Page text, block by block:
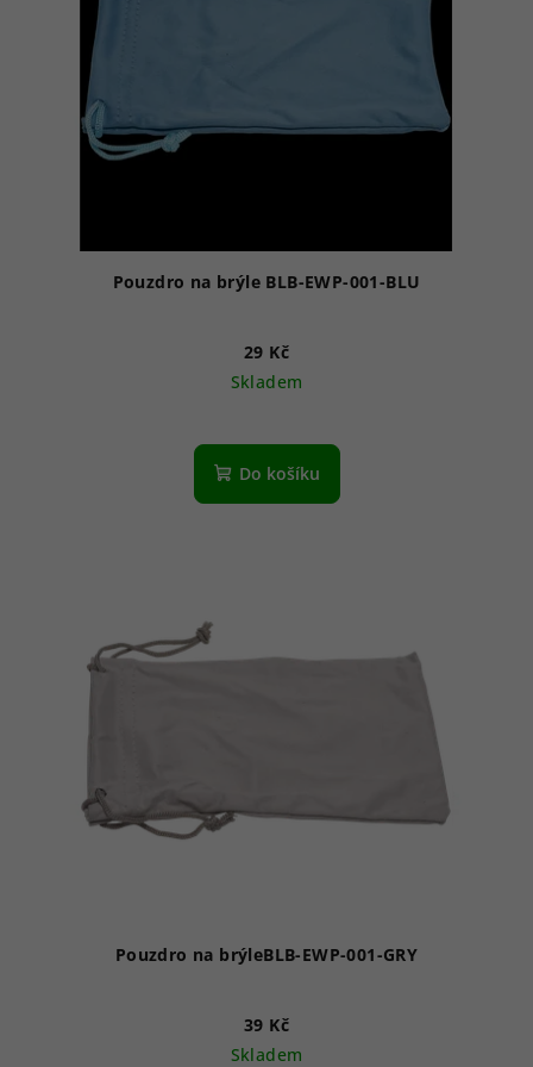
Pouzdro na brýle BLB-EWP-001-BLU
29 Kč
Skladem
Do košíku
Pouzdro na brýleBLB-EWP-001-GRY
39 Kč
Skladem